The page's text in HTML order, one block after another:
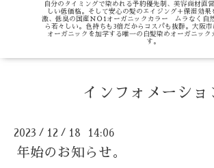
自分のタイミングで染めれる予約優先制、美容商材直
しい低価格。そして安心の髪のエイジング＋保湿効果
激、低臭の国産ＮＯ1オーガニックカラー ムラなく自
ら若々しい。色持ちも3倍だからコスパも抜群。大阪
オーガニックを加学する唯一の白髪染めオーガニック
す。
インフォメーショ
2023 / 12 / 18 14:06
年始のお知らせ。